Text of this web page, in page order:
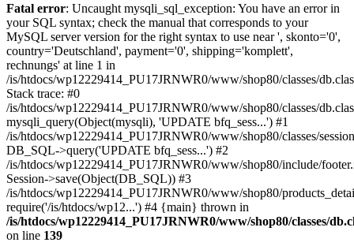
Fatal error: Uncaught mysqli_sql_exception: You have an error in
your SQL syntax; check the manual that corresponds to your
MySQL server version for the right syntax to use near ', skonto='0',
country='Deutschland', payment='0', shipping='komplett',
rechnungs' at line 1 in
/is/htdocs/wp12229414_PU17JRNWR0/www/shop80/classes/
Stack trace: #0
/is/htdocs/wp12229414_PU17JRNWR0/www/shop80/classes/
mysqli_query(Object(mysqli), 'UPDATE bfq_sess...') #1
/is/htdocs/wp12229414_PU17JRNWR0/www/shop80/classes/
DB_SQL->query('UPDATE bfq_sess...') #2
/is/htdocs/wp12229414_PU17JRNWR0/www/shop80/include/
Session->save(Object(DB_SQL)) #3
/is/htdocs/wp12229414_PU17JRNWR0/www/shop80/
require('/is/htdocs/wp12...') #4 {main} thrown in
/is/htdocs/wp12229414_PU17JRNWR0/www/shop80/classes/
on line 139